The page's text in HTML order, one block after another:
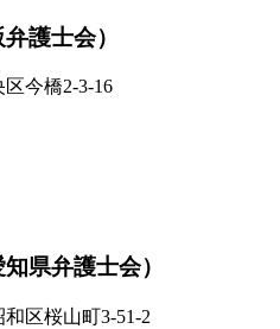
護士会）
今橋2-3-16
知県弁護士会）
区桜山町3-51-2